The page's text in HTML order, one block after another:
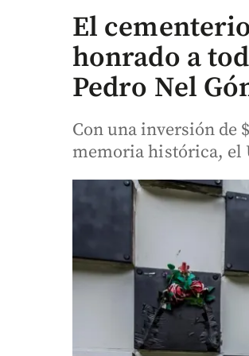
El
honrado a
Pedro Nel
Con una inversión de
memoria histórica, el